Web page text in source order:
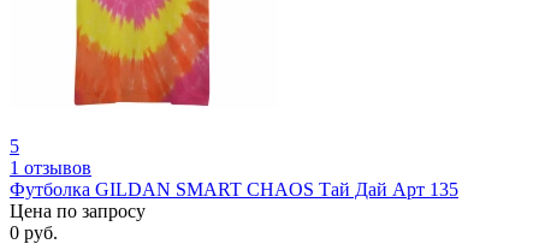
5
1 отзывов
Футболка GILDAN SMART CHAOS Тай Дай Арт 135
Цена по запросу
0 руб.